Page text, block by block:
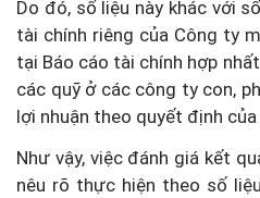
Do đó, số liệu này khác với
tài chính riêng của Công ty
tại Báo cáo tài chính hợp
các quỹ ở các công ty con,
lợi nhuận theo quyết định
Như vậy, việc đánh giá kết
nêu rõ thực hiện theo số